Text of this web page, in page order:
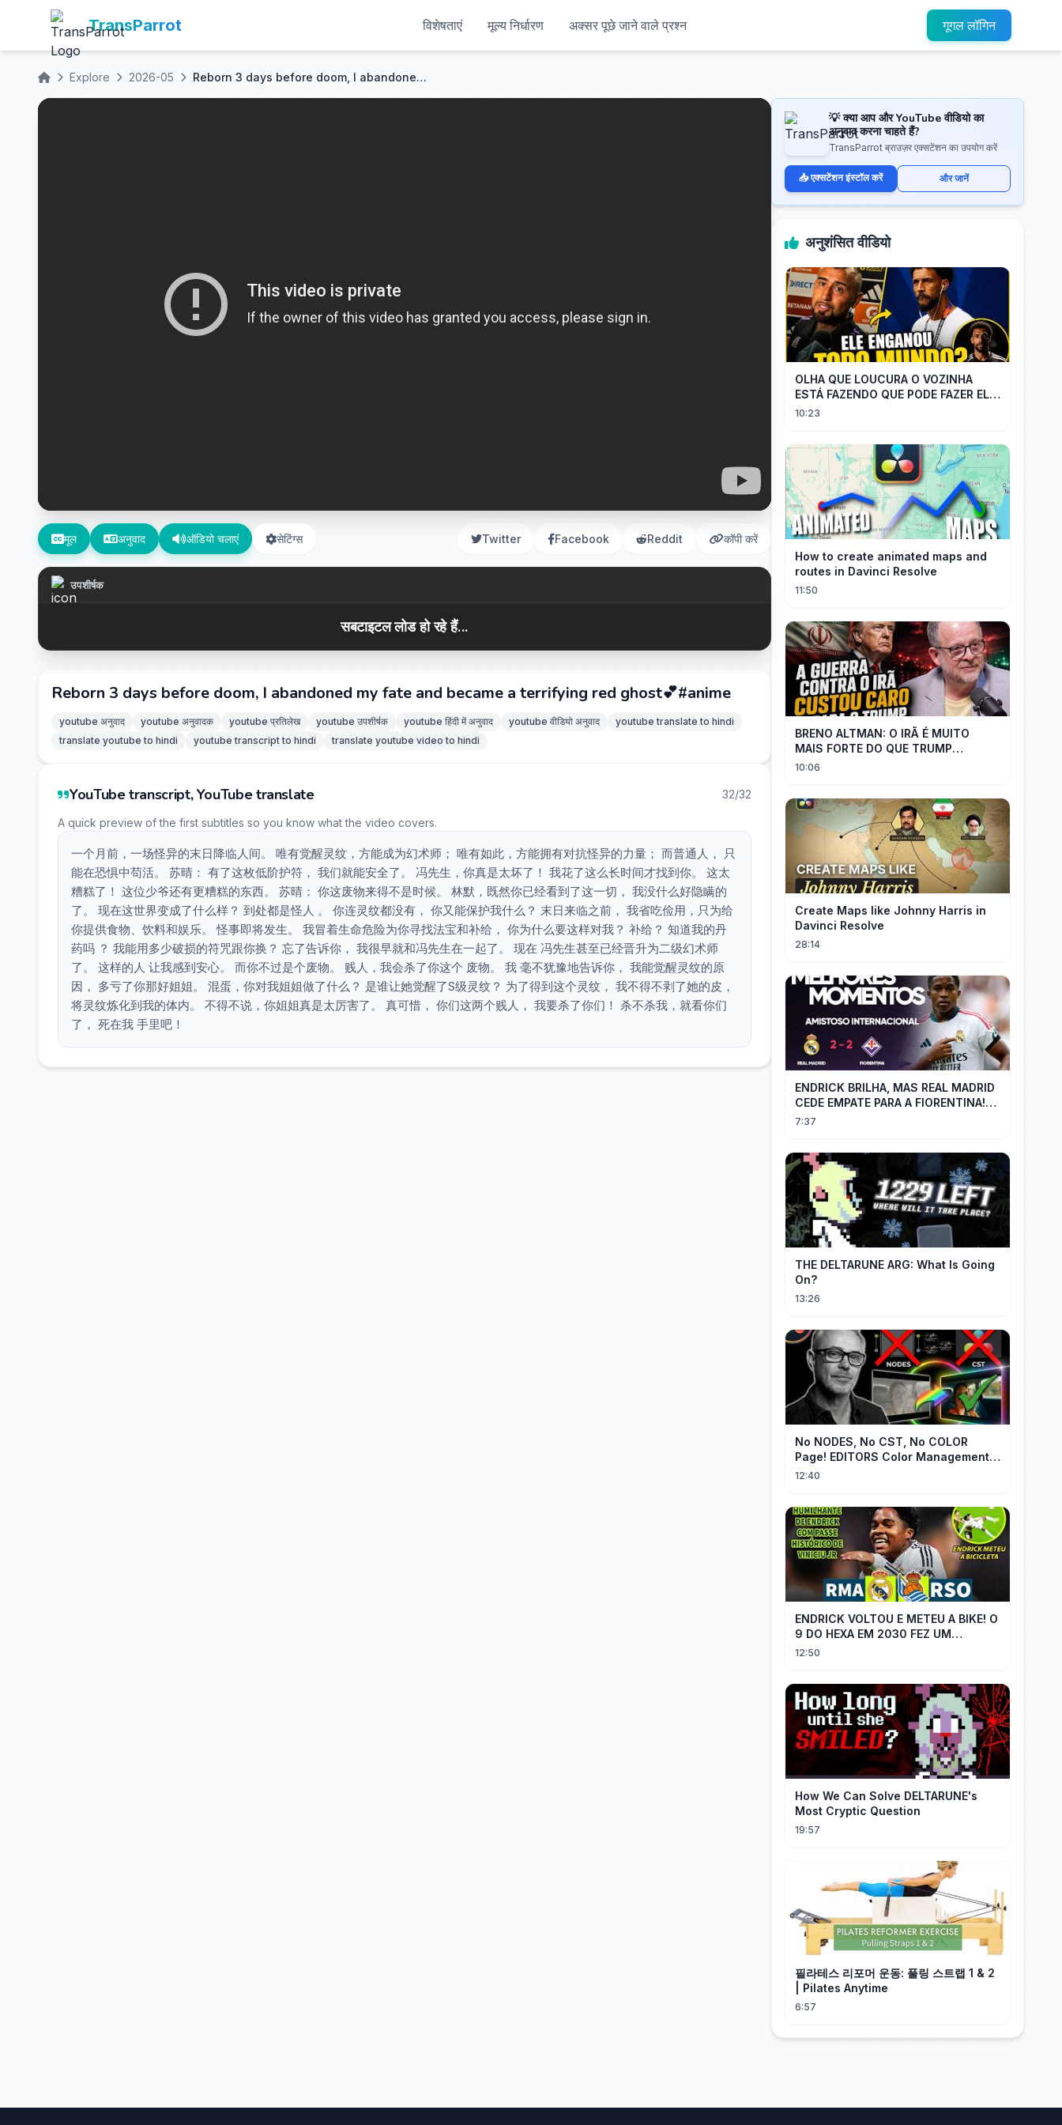
TransParrot विशेषताएं मूल्य निर्धारण अक्सर पूछे जाने वाले प्रश्न गूगल लॉगिन
Explore 2026-05 Reborn 3 days before doom, I abandoned my fate and became a terrifying red ghost💕#anime
मूल अनुवाद ऑडियो चलाएं सेटिंग्स Twitter Facebook Reddit कॉपी करें
उपशीर्षक
सबटाइटल लोड हो रहे हैं...
Reborn 3 days before doom, I abandoned my fate and became a terrifying red ghost💕#anime
youtube अनुवाद youtube अनुवादक youtube प्रतिलेख youtube उपशीर्षक youtube हिंदी में अनुवाद youtube वीडियो अनुवाद
youtube translate to hindi
translate youtube to hindi
youtube transcript to hindi translate youtube video to hindi
YouTube transcript, YouTube translate 32/32
A quick preview of the first subtitles so you know what the video covers.
一个月前，一场怪异的末日降临人间。 唯有觉醒灵纹，方能成为幻术师； 唯有如此，方能拥有对抗怪异的力量； 而普通人， 只
能在恐惧中苟活。 苏晴： 有了这枚低阶护符， 我们就能安全了。 冯先生，你真是太坏了！ 我花了这么长时间才找到你。 这太
糟糕了！ 这位少爷还有更糟糕的东西。 苏晴： 你这废物来得不是时候。 林默，既然你已经看到了这一切， 我没什么好隐瞒的
了。 现在这世界变成了什么样？ 到处都是怪人 。 你连灵纹都没有， 你又能保护我什么？ 末日来临之前， 我省吃俭用，只为给
你提供食物、饮料和娱乐。 怪事即将发生。 我冒着生命危险为你寻找法宝和补给， 你为什么要这样对我？ 补给？ 知道我的丹
药吗 ？ 我能用多少破损的符咒跟你换？ 忘了告诉你， 我很早就和冯先生在一起了。 现在 冯先生甚至已经晋升为二级幻术师
了。 这样的人 让我感到安心。 而你不过是个废物。 贱人，我会杀了你这个 废物。 我 毫不犹豫地告诉你， 我能觉醒灵纹的原
因， 多亏了你那好姐姐。 混蛋，你对我姐姐做了什么？ 是谁让她觉醒了S级灵纹？ 为了得到这个灵纹， 我不得不剥了她的皮，
将灵纹炼化到我的体内。 不得不说，你姐姐真是太厉害了。 真可惜， 你们这两个贱人， 我要杀了你们！ 杀不杀我，就看你们
了， 死在我 手里吧！
💡 क्या आप और YouTube वीडियो का
अनुवाद करना चाहते हैं?
TransParrot ब्राउज़र एक्सटेंशन का उपयोग करें
📥 एक्सटेंशन इंस्टॉल करें और जानें
अनुशंसित वीडियो
OLHA QUE LOUCURA O VOZINHA
ESTÁ FAZENDO QUE PODE FAZER ELE
PERDER MUITA MORAL COM QUEM
10:23
How to create animated maps and
routes in Davinci Resolve
11:50
BRENO ALTMAN: O IRÃ É MUITO
MAIS FORTE DO QUE TRUMP
IMAGINAVA
10:06
Create Maps like Johnny Harris in
Davinci Resolve
28:14
ENDRICK BRILHA, MAS REAL MADRID
CEDE EMPATE PARA A FIORENTINA!
MM - Real Madrid 2 x 2 Fiorentina
7:37
THE DELTARUNE ARG: What Is Going
On?
13:26
No NODES, No CST, No COLOR
Page! EDITORS Color Management
[EASY]
12:40
ENDRICK VOLTOU E METEU A BIKE! O
9 DO HEXA EM 2030 FEZ UM
GOLAÇO E MOSTROU QUE VAI SER
12:50
How We Can Solve DELTARUNE's
Most Cryptic Question
19:57
필라테스 리포머 운동: 풀링 스트랩 1 & 2
| Pilates Anytime
6:57